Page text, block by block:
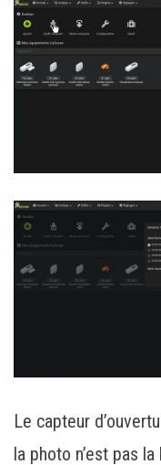
Le capteur
la photo n’est pas